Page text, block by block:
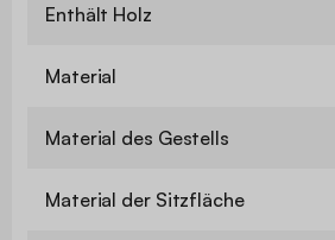
Enthält Holz
Material
Material des Gestells
Material der Sitzfläche